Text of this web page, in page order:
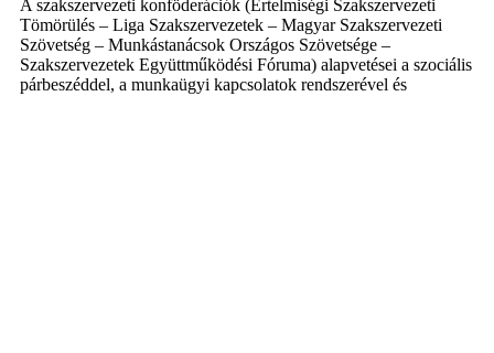
A szakszervezeti konföderációk (Értelmiségi Szakszervezeti
Tömörülés – Liga Szakszervezetek – Magyar Szakszervezeti
Szövetség – Munkástanácsok Országos Szövetsége –
Szakszervezetek Együttműködési Fóruma) alapvetései a szociális
párbeszéddel, a munkaügyi kapcsolatok rendszerével és